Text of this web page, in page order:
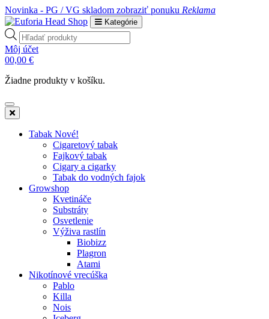
Novinka - PG / VG skladom zobraziť ponuku Reklama
Kategórie
Products
search
Môj účet
00,00 €
Žiadne produkty v košíku.
Tabak Nové!
Cigaretový tabak
Fajkový tabak
Cigary a cigarky
Tabak do vodných fajok
Growshop
Kvetináče
Substráty
Osvetlenie
Výživa rastlín
Biobizz
Plagron
Atami
Nikotínové vrecúška
Pablo
Killa
Nois